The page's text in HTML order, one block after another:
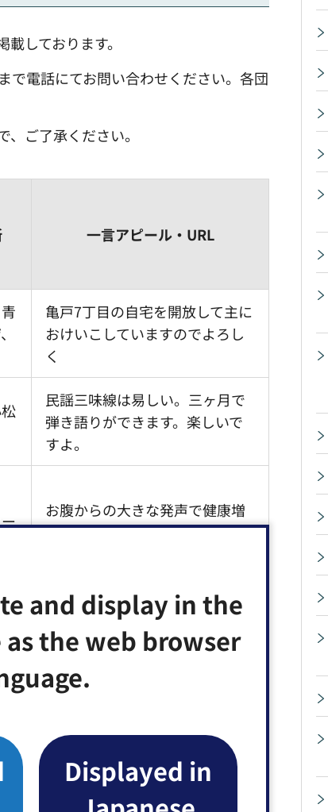
and display in the
the web browser
Displayed in
しております。
で電話にてお問い合わせください。各団
ご了承ください。
一言アピール・URL
亀戸7丁目の自宅を開放して主に
おけいこしていますのでよろし
く
民謡三味線は易しい。三ヶ月で
弾き語りができます。楽しいで
すよ。
お腹からの大きな発声で健康増
進に役立ちます。
青少年の自己啓発と教育の一環
に豊かな心の形成を！会員募集
中
能の節・語りを通じ日本文化に
迎。
http://www.koto-yokyoku.net/
お祭りと亀戸が好きならば、ご